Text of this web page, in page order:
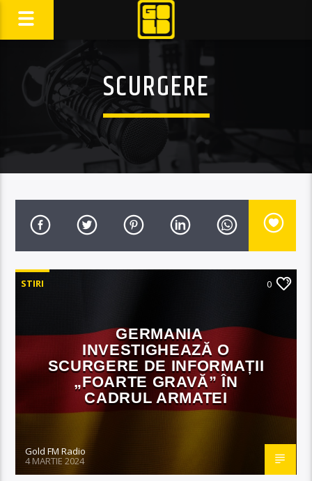
SCURGERE
STIRI 0
GERMANIA
INVESTIGHEAZĂ O
SCURGERE DE INFORMAȚII
„FOARTE GRAVĂ” ÎN
CADRUL ARMATEI
Gold FM Radio
4 MARTIE 2024